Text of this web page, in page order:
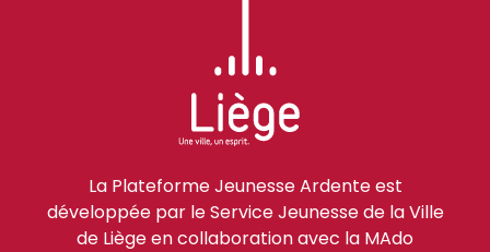
La Plateforme Jeunesse Ardente est
développée par le Service Jeunesse de la Ville
de Liège en collaboration avec la MAdo